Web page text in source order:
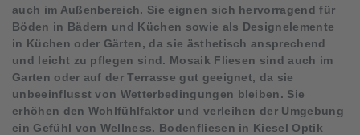
auch im Außenbereich. Sie eignen sich hervorragend für
Böden in Bädern und Küchen sowie als Designelemente
in Küchen oder Gärten, da sie ästhetisch ansprechend
und leicht zu pflegen sind. Mosaik Fliesen sind auch im
Garten oder auf der Terrasse gut geeignet, da sie
unbeeinflusst von Wetterbedingungen bleiben. Sie
erhöhen den Wohlfühlfaktor und verleihen der Umgebung
ein Gefühl von Wellness. Bodenfliesen in Kiesel Optik